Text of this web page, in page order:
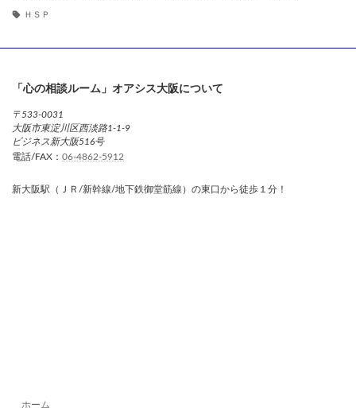
ＨＳＰ
「心の相談ルーム」オアシス大阪について
〒533-0031
大阪市東淀川区西淡路1-1-9
ビジネス新大阪516号
電話/FAX： 06-4862-5912
新大阪駅（ＪＲ/新幹線/地下鉄御堂筋線）の東口から徒歩１分！
ホーム